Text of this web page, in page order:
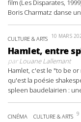
film (Les Disparates,
Boris Charmatz danse
CULTURE & ARTS 10 MARS
Hamlet, entre
parLouane Lallemant
Hamlet, c'est le "to be
qu'est la poésie
spleen baudelairien :
CINÉMA CULTURE & ARTS 9